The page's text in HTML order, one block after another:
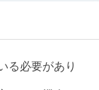
る必要があり